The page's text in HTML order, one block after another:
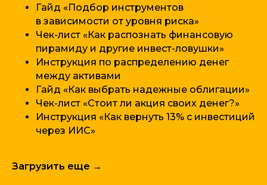
Гайд «Подбор инструментов
в зависимости от уровня риска»
Чек-лист «Как распознать финансовую
пирамиду и другие инвест-ловушки»
Инструкция по распределению денег
между активами
Гайд «Как выбрать надежные облигации»
Чек-лист «Стоит ли акция своих денег?»
Инструкция «Как вернуть 13% с инвестиций
через ИИС»
Загрузить еще →